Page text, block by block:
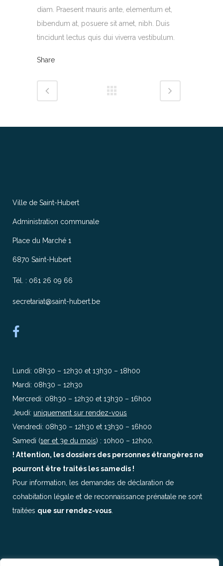
diam. Praesent mauris ante, elementum et,
bibendum at, posuere sit amet, nibh. Duis
tincidunt lectus quis dui viverra vestibulum.
Share
Ville de Saint-Hubert
Administration communale
Place du Marché 1
6870 Saint-Hubert
Tél. : 061 26 09 66
secretariat@saint-hubert.be
Lundi: 08h30 – 12h30 et 13h30 – 18h00
Mardi: 08h30 – 12h30
Mercredi: 08h30 – 12h30 et 13h30 – 16h00
Jeudi: uniquement sur rendez-vous
Vendredi: 08h30 – 12h30 et 13h30 – 16h00
Samedi (1er et 3e du mois) : 10h00 – 12h00.
! Attention, les dossiers des personnes étrangères ne
pourront être traités les samedis !
Pour information, les demandes de déclaration de
cohabitation légale et de reconnaissance prénatale ne sont
traitées que sur rendez-vous